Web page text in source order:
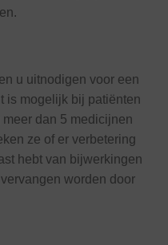
u uitnodigen voor een
is mogelijk bij patiënten
dan 5 medicijnen
ze of er verbetering
hebt van bijwerkingen
worden door